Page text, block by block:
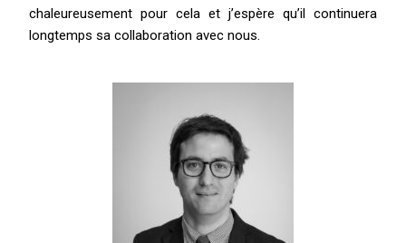
chaleureusement pour cela et j’espère qu’il continuera
longtemps sa collaboration avec nous.